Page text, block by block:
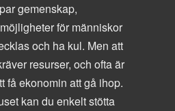
gemenskap,
för människor
och ha kul. Men att
resurser, och ofta är
få ekonomin att gå ihop.
kan du enkelt stötta